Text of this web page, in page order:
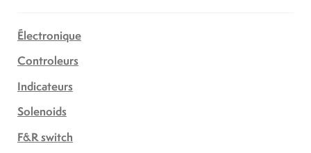
Électronique
Controleurs
Indicateurs
Solenoids
F&R switch